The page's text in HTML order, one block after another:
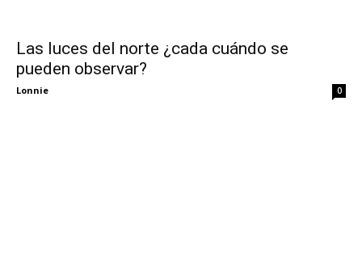
Las luces del norte ¿cada cuándo se
pueden observar?
Lonnie 0